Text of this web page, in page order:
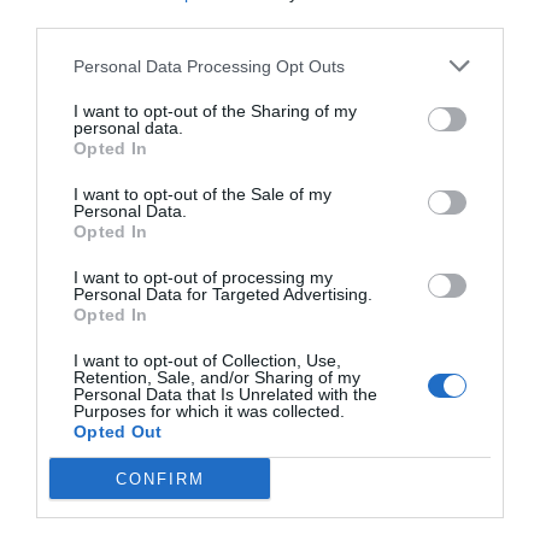
Personal Data Processing Opt Outs
I want to opt-out of the Sharing of my
personal data.
Opted In
I want to opt-out of the Sale of my
Personal Data.
Opted In
I want to opt-out of processing my
Personal Data for Targeted Advertising.
Opted In
I want to opt-out of Collection, Use,
Retention, Sale, and/or Sharing of my
Personal Data that Is Unrelated with the
Purposes for which it was collected.
Opted Out
CONFIRM